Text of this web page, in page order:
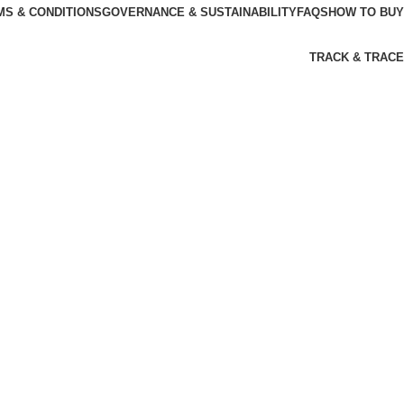
& CONDITIONSGOVERNANCE & SUSTAINABILITYFAQS HOW TO BUY
TRACK & TRACE